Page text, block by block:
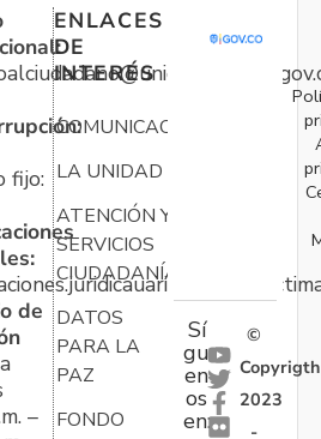
fijo:
de
–
ENLACES
DE
INTERÉS
COMUNICACIONES
LA UNIDAD
ATENCIÓN Y
SERVICIOS
CIUDADANÍA
DATOS
PARA LA
PAZ
FONDO
Sí
gu
en
os
en:
©
Copyrigth
2023
-